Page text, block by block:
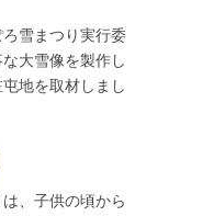
雪まつり実行委
大雪像を製作し
地を取材しまし
、子供の頃から